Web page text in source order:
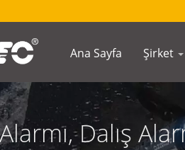
Ana Sayfa Şirket
Dalış